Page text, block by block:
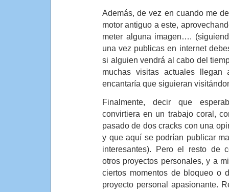
Además, de vez en cuando me
motor antiguo a este,
meter alguna imagen….
una vez publicas en internet
si alguien vendrá al cabo del
muchas visitas actuales llegan
encantaría que siguieran
Finalmente, decir que
convirtiera en un trabajo coral,
pasado de dos cracks con una
y que aquí se podrían publicar
interesantes). Pero el resto de
otros proyectos personales, y a
ciertos momentos de bloqueo o
proyecto personal apasionante.